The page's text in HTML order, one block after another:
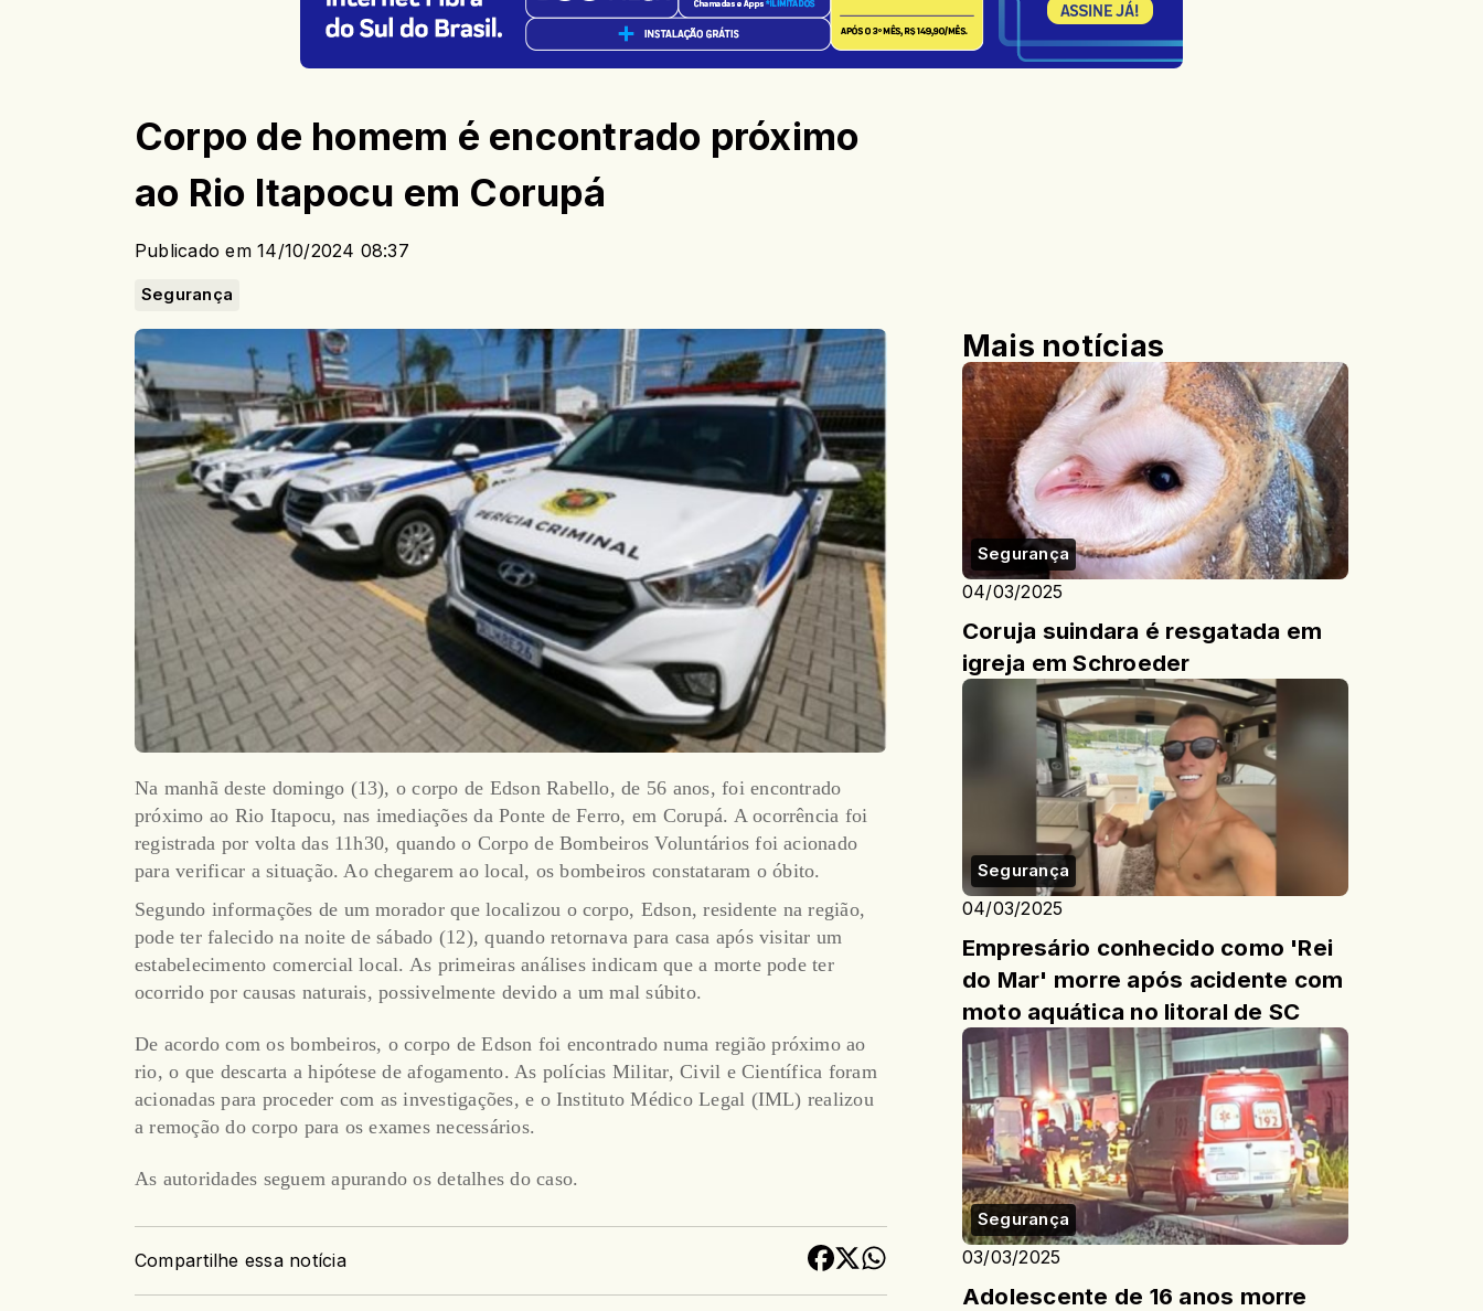
Corpo de homem é encontrado próximo
ao Rio Itapocu em Corupá
Publicado em 14/10/2024 08:37
Segurança
Na manhã deste domingo (13), o corpo de Edson Rabello, de 56 anos, foi encontrado
próximo ao Rio Itapocu, nas imediações da Ponte de Ferro, em Corupá. A ocorrência foi
registrada por volta das 11h30, quando o Corpo de Bombeiros Voluntários foi acionado
para verificar a situação. Ao chegarem ao local, os bombeiros constataram o óbito.
Segundo informações de um morador que localizou o corpo, Edson, residente na região,
pode ter falecido na noite de sábado (12), quando retornava para casa após visitar um
estabelecimento comercial local. As primeiras análises indicam que a morte pode ter
ocorrido por causas naturais, possivelmente devido a um mal súbito.
De acordo com os bombeiros, o corpo de Edson foi encontrado numa região próximo ao
rio, o que descarta a hipótese de afogamento. As polícias Militar, Civil e Científica foram
acionadas para proceder com as investigações, e o Instituto Médico Legal (IML) realizou
a remoção do corpo para os exames necessários.
As autoridades seguem apurando os detalhes do caso.
Compartilhe essa notícia
Mais notícias
Segurança
04/03/2025
Coruja suindara é resgatada em
igreja em Schroeder
Segurança
04/03/2025
Empresário conhecido como 'Rei
do Mar' morre após acidente com
moto aquática no litoral de SC
Segurança
03/03/2025
Adolescente de 16 anos morre